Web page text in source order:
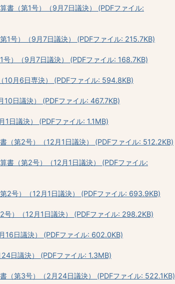
書（第1号）（9月7日議決） (PDFファイル:
1号）（9月7日議決） (PDFファイル: 215.7KB)
）（9月7日議決） (PDFファイル: 168.7KB)
10月6日専決） (PDFファイル: 594.8KB)
10日議決） (PDFファイル: 467.7KB)
日議決） (PDFファイル: 1.1MB)
（第2号）（12月1日議決） (PDFファイル: 512.2KB)
書（第2号）（12月1日議決） (PDFファイル:
2号）（12月1日議決） (PDFファイル: 693.9KB)
）（12月1日議決） (PDFファイル: 298.2KB)
16日議決） (PDFファイル: 602.0KB)
日議決） (PDFファイル: 1.3MB)
（第3号）（2月24日議決） (PDFファイル: 522.1KB)